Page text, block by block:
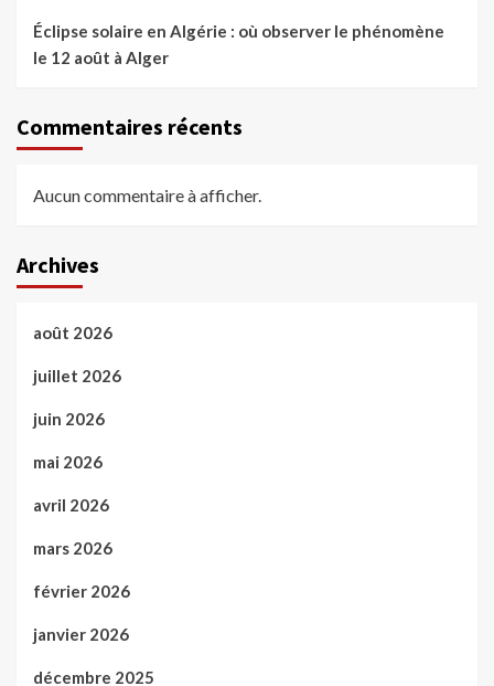
Éclipse solaire en Algérie : où observer le phénomène
le 12 août à Alger
Commentaires récents
Aucun commentaire à afficher.
Archives
août 2026
juillet 2026
juin 2026
mai 2026
avril 2026
mars 2026
février 2026
janvier 2026
décembre 2025